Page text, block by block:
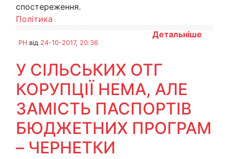
спостереження.
Політика
Детальніше
PH від 24-10-2017, 20:36
У СІЛЬСЬКИХ ОТГ
КОРУПЦІЇ НЕМА, АЛЕ
ЗАМІСТЬ ПАСПОРТІВ
БЮДЖЕТНИХ ПРОГРАМ
– ЧЕРНЕТКИ